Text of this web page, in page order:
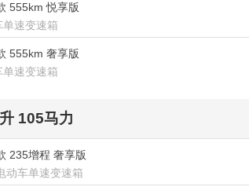
555km 悦享版
单速变速箱
555km 奢享版
单速变速箱
105马力
235增程 奢享版
动车单速变速箱